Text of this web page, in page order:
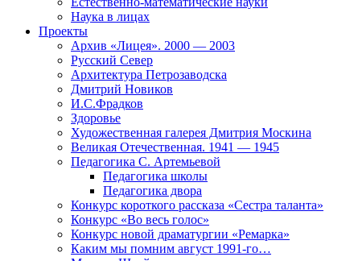
Наука в лицах
Проекты
Архив «Лицея». 2000 — 2003
Русский Север
Архитектура Петрозаводска
Дмитрий Новиков
И.С.Фрадков
Здоровье
Художественная галерея Дмитрия Москина
Великая Отечественная. 1941 — 1945
Педагогика С. Артемьевой
Педагогика школы
Педагогика двора
Конкурс короткого рассказа «Сестра таланта»
Конкурс «Во весь голос»
Конкурс новой драматургии «Ремарка»
Каким мы помним август 1991-го…